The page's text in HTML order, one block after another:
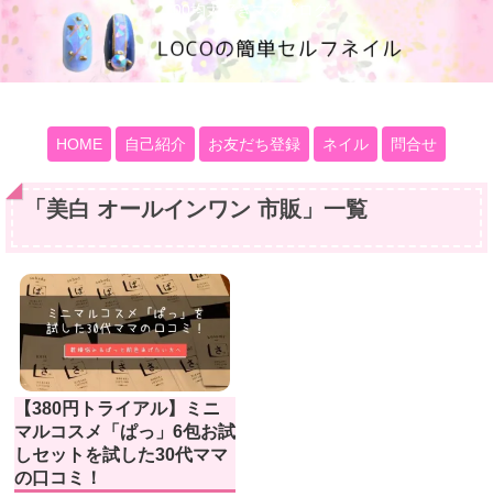
100均大好きママブログ
HOME 自己紹介 お友だち登録 ネイル 問合せ
「 美白 オールインワン 市販 」 一覧
【380円トライアル】ミニ
マルコスメ「ぱっ」6包お試
しセットを試した30代ママ
の口コミ！